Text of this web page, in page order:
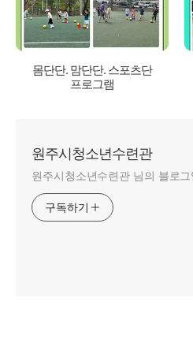
몸단단. 맘단단. 스포츠단
프로그램
원주시청소년수련관
원주시청소년수련관 님의 블로
구독하기